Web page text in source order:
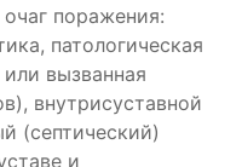
поражения:
патологическая
вызванная
внутрисуставной
(септический)
и